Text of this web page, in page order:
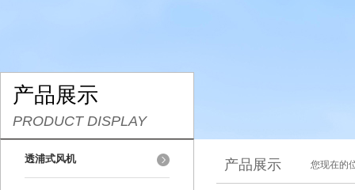
产品展示
PRODUCT DISPLAY
透浦式风机 产品展示 您现在的